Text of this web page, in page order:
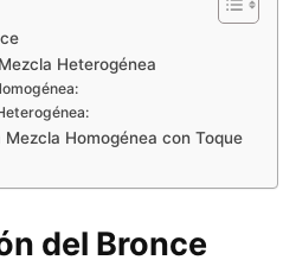
Heterogénea
Homogénea con Toque
del Bronce